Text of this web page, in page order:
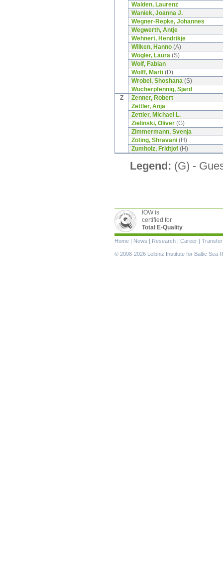
Walden, Laurenz
Waniek, Joanna J.
Wegner-Repke, Johannes
Wegwerth, Antje
Wehnert, Hendrikje
Wilken, Hanno(A)
Wögler, Laura(S)
Wolf, Fabian
Wolff, Marti(D)
Wrobel, Shoshana(S)
Wucherpfennig, Sjard
Z
Zenner, Robert
Zettler, Anja
Zettler, Michael L.
Zielinski, Oliver(G)
Zimmermann, Svenja
Zoting, Shravani(H)
Zumholz, Fridtjof(H)
Legend: (G) -
IOW is
certified for
Total E-Quality
Skip
Home News Research Career Transfer
© 2008-2026 Leibniz Institute for Baltic Sea